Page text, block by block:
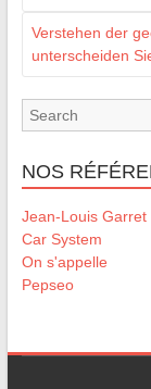
Verstehen der
unterscheiden
NOS
Jean-Louis Garret
Car System
On s'appelle
Pepseo